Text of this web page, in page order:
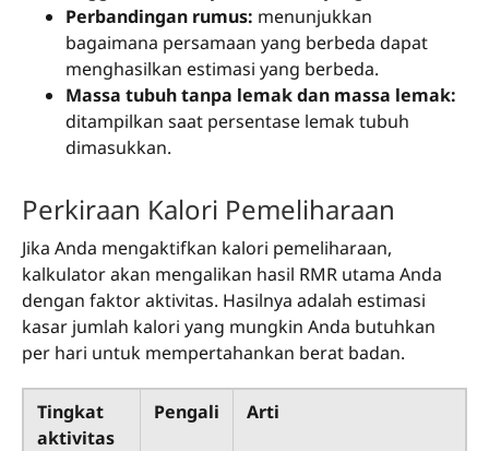
Perbandingan rumus: menunjukkan
bagaimana persamaan yang berbeda dapat
menghasilkan estimasi yang berbeda.
Massa tubuh tanpa lemak dan massa lemak:
ditampilkan saat persentase lemak tubuh
dimasukkan.
Perkiraan Kalori Pemeliharaan
Jika Anda mengaktifkan kalori pemeliharaan,
kalkulator akan mengalikan hasil RMR utama Anda
dengan faktor aktivitas. Hasilnya adalah estimasi
kasar jumlah kalori yang mungkin Anda butuhkan
per hari untuk mempertahankan berat badan.
Tingkat
aktivitas
Pengali Arti